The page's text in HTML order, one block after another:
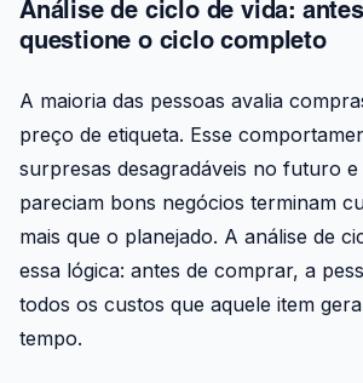
Análise de ciclo de vida:
questione o ciclo completo
A maioria das pessoas avalia
preço de etiqueta. Esse
surpresas desagradáveis no futuro e
pareciam bons negócios terminam
mais que o planejado. A análise de
essa lógica: antes de comprar, a
todos os custos que aquele item
tempo.